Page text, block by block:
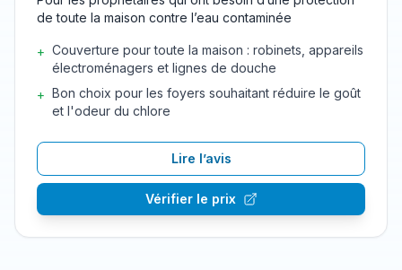
de toute la maison contre l’eau contaminée
+ Couverture pour toute la maison : robinets, appareils
électroménagers et lignes de douche
+ Bon choix pour les foyers souhaitant réduire le goût
et l'odeur du chlore
Lire l’avis
Vérifier le prix